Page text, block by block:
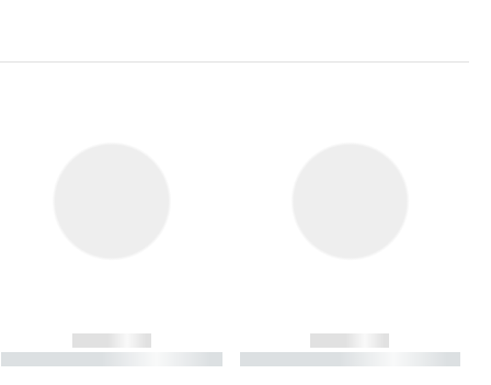
------------
----------- ----------- ----------
------------
----------- ----------- ----------